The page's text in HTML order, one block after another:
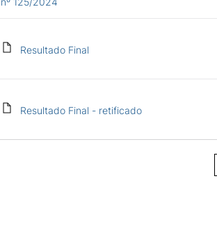
Resultado Final
Resultado Final - retificado